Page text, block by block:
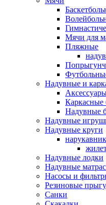
Мячи для
Пляжные
Надувные и
Каркасные
Надувные
Надувные
Надувные круги
Надувные лодки
Надувные
Насосы и
Резиновые
Санки